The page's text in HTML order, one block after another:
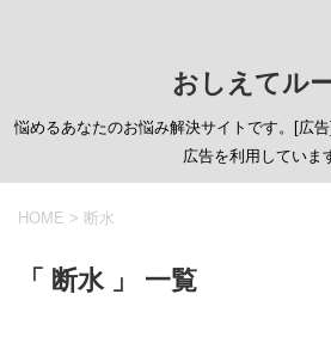
おしえてル
悩めるあなたのお悩み解決サイトです。[広
広告を利用していま
HOME > 断水
「 断水 」 一覧